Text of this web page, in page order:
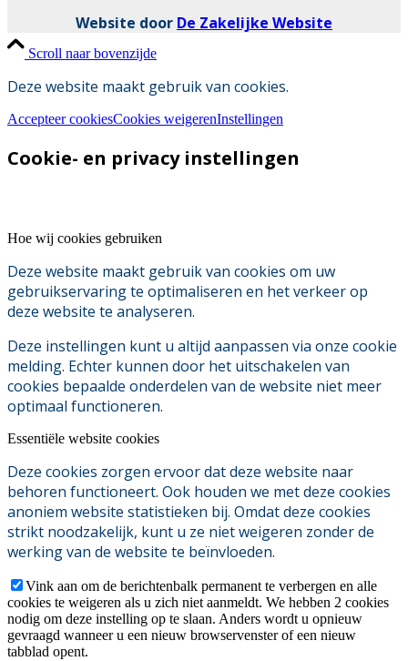
Website door De Zakelijke Website
Scroll naar bovenzijde
Deze website maakt gebruik van cookies.
Accepteer cookiesCookies weigerenInstellingen
Cookie- en privacy instellingen
Hoe wij cookies gebruiken
Deze website maakt gebruik van cookies om uw
gebruikservaring te optimaliseren en het verkeer op
deze website te analyseren.
Deze instellingen kunt u altijd aanpassen via onze cookie
melding. Echter kunnen door het uitschakelen van
cookies bepaalde onderdelen van de website niet meer
optimaal functioneren.
Essentiële website cookies
Deze cookies zorgen ervoor dat deze website naar
behoren functioneert. Ook houden we met deze cookies
anoniem website statistieken bij. Omdat deze cookies
strikt noodzakelijk, kunt u ze niet weigeren zonder de
werking van de website te beïnvloeden.
Vink aan om de berichtenbalk permanent te verbergen en alle
cookies te weigeren als u zich niet aanmeldt. We hebben 2 cookies
nodig om deze instelling op te slaan. Anders wordt u opnieuw
gevraagd wanneer u een nieuw browservenster of een nieuw
tabblad opent.